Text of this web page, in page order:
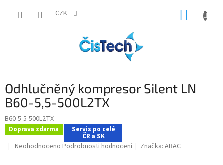
CZK
Odhlučněný kompresor Silent LN
B60-5,5-500L2TX
B60-5-5-500L2TX
Doprava zdarma Servis po celé
ČR a SK
Průměrné
Neohodnoceno Podrobnosti hodnocení Značka:ABAC